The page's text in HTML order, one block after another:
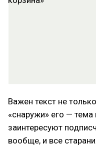
Важен текст не
«снаружи» его — тема
заинтересуют
вообще, и все